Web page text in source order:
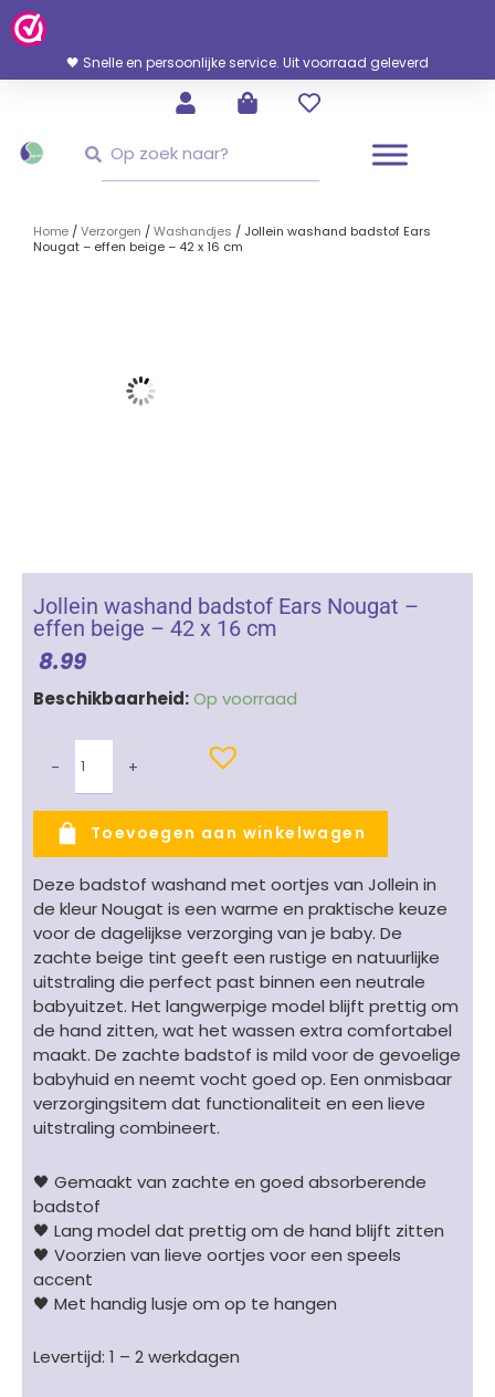
Ga
Naar
Inhoud
🖤 Snelle en persoonlijke service. Uit voorraad geleverd
Home /Verzorgen /Washandjes / Jollein washand badstof Ears
Nougat – effen beige – 42 x 16 cm
Jollein washand badstof Ears Nougat –
effen beige – 42 x 16 cm
8.99
Beschikbaarheid:Op voorraad
-
Jollein
badstof
Ears
Nougat
effen
-
42
x
16
cm
aantal
+
Toevoegen aan winkelwagen
Deze badstof washand met oortjes van Jollein in
de kleur Nougat is een warme en praktische keuze
voor de dagelijkse verzorging van je baby. De
zachte beige tint geeft een rustige en natuurlijke
uitstraling die perfect past binnen een neutrale
babyuitzet. Het langwerpige model blijft prettig om
de hand zitten, wat het wassen extra comfortabel
maakt. De zachte badstof is mild voor de gevoelige
babyhuid en neemt vocht goed op. Een onmisbaar
verzorgingsitem dat functionaliteit en een lieve
uitstraling combineert.
🖤 Gemaakt van zachte en goed absorberende
badstof
🖤 Lang model dat prettig om de hand blijft zitten
🖤 Voorzien van lieve oortjes voor een speels
accent
🖤 Met handig lusje om op te hangen
Levertijd: 1 – 2 werkdagen